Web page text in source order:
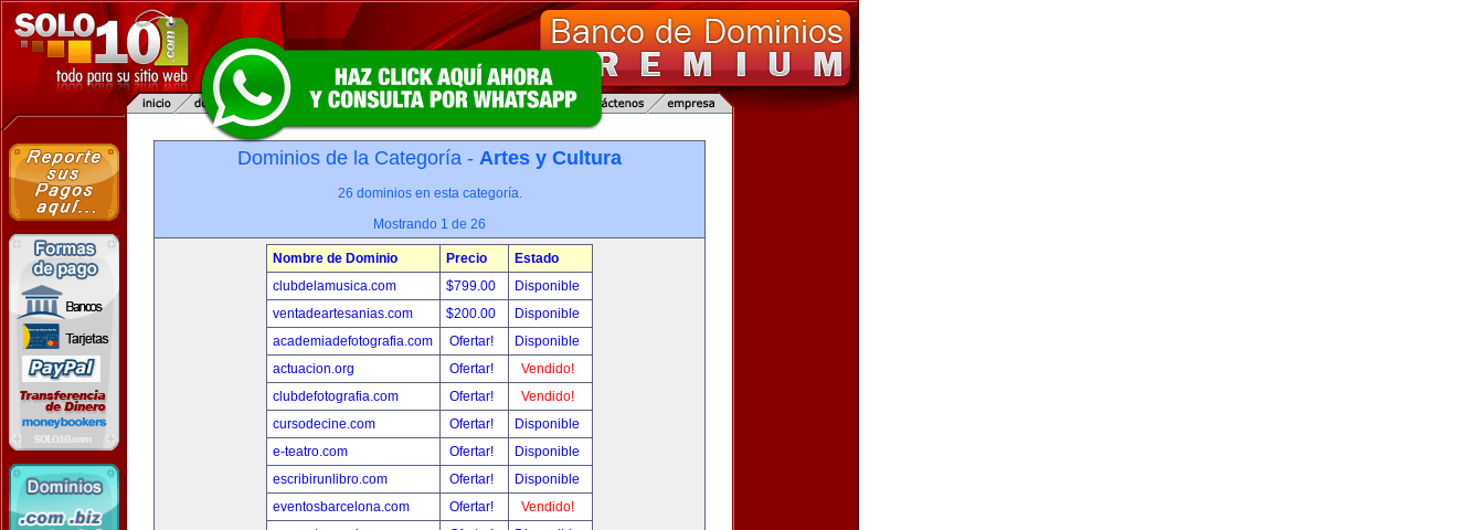
Dominios de la Categoría - Artes y Cultura
26 dominios en esta categoría.
Mostrando 1 de 26
Nombre de Dominio Precio
Estado
clubdelamusica.com
$799.00
Disponible
ventadeartesanias.com
$200.00
Disponible
academiadefotografia.com
Ofertar!
Disponible
actuacion.org
Ofertar!
Vendido!
clubdefotografia.com
Ofertar!
Vendido!
cursodecine.com
Ofertar!
Disponible
e-teatro.com
Ofertar!
Disponible
escribirunlibro.com
Ofertar!
Disponible
eventosbarcelona.com
Ofertar!
Vendido!